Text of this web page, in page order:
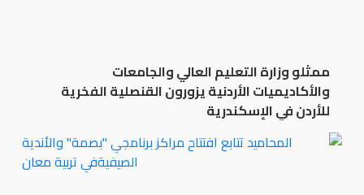
ممثلو وزارة التعليم العالي والجامعات
والأكاديميات الأردنية يزورون القنصلية الفخرية
للأردن في الإسكندرية